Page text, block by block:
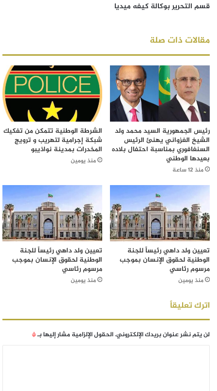
قسم التحرير بوكالة كيفه ميديا
مقالات ذات صلة
رئيس الجمهورية السيد محمد ولد
الشيخ الغزواني يهنئ الرئيس
السنغافوري بمناسبة احتفال بلاده
بعيدها الوطني
منذ 12 ساعة
الشرطة الوطنية تتمكن من تفكيك
شبكة إجرامية لتهريب و ترويج
المخدرات بمدينة نواذيبو
منذ يومين
تعيين ولد داهي رئيساً للجنة
الوطنية لحقوق الإنسان بموجب
مرسوم رئاسي
منذ يومين
تعيين ولد داهي رئيساً للجنة
الوطنية لحقوق الإنسان بموجب
مرسوم رئاسي
منذ يومين
اترك تعليقاً
لن يتم نشر عنوان بريدك الإلكتروني.الحقول الإلزامية مشار إليها بـ*